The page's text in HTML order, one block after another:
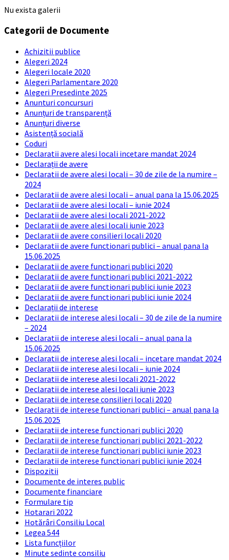
Nu exista galerii
Categorii de Documente
Achizitii publice
Alegeri 2024
Alegeri locale 2020
Alegeri Parlamentare 2020
Alegeri Presedinte 2025
Anunturi concursuri
Anunțuri de transparență
Anunțuri diverse
Asistență socială
Coduri
Declaratii avere alesi locali incetare mandat 2024
Declarații de avere
Declaratii de avere alesi locali – 30 de zile de la numire –
2024
Declaratii de avere alesi locali – anual pana la 15.06.2025
Declaratii de avere alesi locali – iunie 2024
Declaratii de avere alesi locali 2021-2022
Declaratii de avere alesi locali iunie 2023
Declaratii de avere consilieri locali 2020
Declaratii de avere functionari publici – anual pana la
15.06.2025
Declaratii de avere functionari publici 2020
Declaratii de avere functionari publici 2021-2022
Declaratii de avere functionari publici iunie 2023
Declaratii de avere functionari publici iunie 2024
Declarații de interese
Declaratii de interese alesi locali – 30 de zile de la numire
– 2024
Declaratii de interese alesi locali – anual pana la
15.06.2025
Declaratii de interese alesi locali – incetare mandat 2024
Declaratii de interese alesi locali – iunie 2024
Declaratii de interese alesi locali 2021-2022
Declaratii de interese alesi locali iunie 2023
Declaratii de interese consilieri locali 2020
Declaratii de interese functionari publici – anual pana la
15.06.2025
Declaratii de interese functionari publici 2020
Declaratii de interese functionari publici 2021-2022
Declaratii de interese functionari publici iunie 2023
Declaratii de interese functionari publici iunie 2024
Dispozitii
Documente de interes public
Documente financiare
Formulare tip
Hotarari 2022
Hotărâri Consiliu Local
Legea 544
Lista funcțiilor
Minute sedinte consiliu